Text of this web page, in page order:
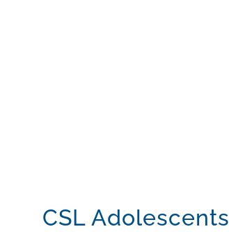
CSL Adolescents